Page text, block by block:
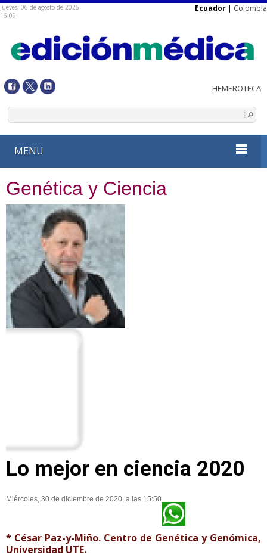
Jueves, 06 de agosto de 2026
16:09
Ecuador | Colombia
MENU
Genética y Ciencia
Lo mejor en ciencia 2020
Miércoles, 30 de diciembre de 2020, a las 15:50
* César Paz-y-Miño. Centro de Genética y Genómica,
Universidad UTE.